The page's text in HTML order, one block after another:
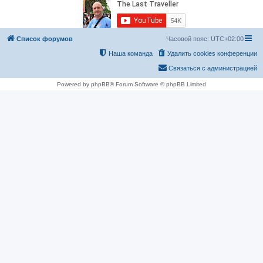
Список форумов Часовой пояс: UTC+02:00
Удалить cookies конференции
Наша команда
Связаться с администрацией
Powered by phpBB® Forum Software © phpBB Limited